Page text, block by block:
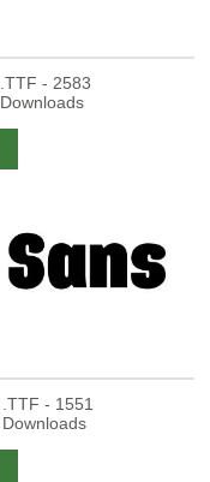
.TTF - 2583
Downloads
.TTF - 1551
Downloads